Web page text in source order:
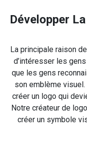
Développer
La principale raison
d’intéresser les
que les gens
son emblème
créer un logo qui
Notre créateur de
créer un symbole